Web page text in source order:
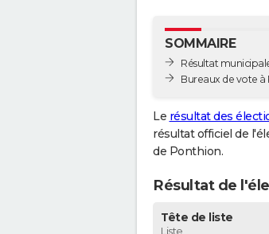
SOMMAIRE
Résultat
Bureaux de vote
Le résultat des
résultat officiel de
de Ponthion.
Résultat de
Tête de liste
Liste